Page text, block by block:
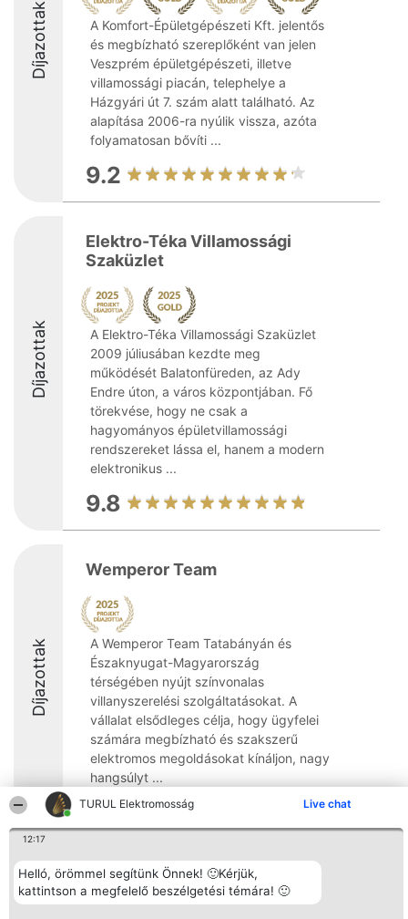
TURUL Elektromosság Live chat
12:17
Helló, örömmel segítünk Önnek! 🙂Kérjük,
kattintson a megfelelő beszélgetési témára! 🙂
Díjazottak
A Komfort-Épületgépészeti Kft. jelentős
és megbízható szereplőként van jelen
Veszprém épületgépészeti, illetve
villamossági piacán, telephelye a
Házgyári út 7. szám alatt található. Az
alapítása 2006-ra nyúlik vissza, azóta
folyamatosan bővíti ...
9.2
Díjazottak
Elektro-Téka Villamossági
Szaküzlet
A Elektro-Téka Villamossági Szaküzlet
2009 júliusában kezdte meg
működését Balatonfüreden, az Ady
Endre úton, a város központjában. Fő
törekvése, hogy ne csak a
hagyományos épületvillamossági
rendszereket lássa el, hanem a modern
elektronikus ...
9.8
Díjazottak
Wemperor Team
A Wemperor Team Tatabányán és
Északnyugat-Magyarország
térségében nyújt színvonalas
villanyszerelési szolgáltatásokat. A
vállalat elsődleges célja, hogy ügyfelei
számára megbízható és szakszerű
elektromos megoldásokat kínáljon, nagy
hangsúlyt ...
8.5
Rangsorszervező
SC Beautiful Company S.R.L.
Bulevardul Aleea Timișul De
Népszavazás
Nyertesek
Az összes
Elérhetőség